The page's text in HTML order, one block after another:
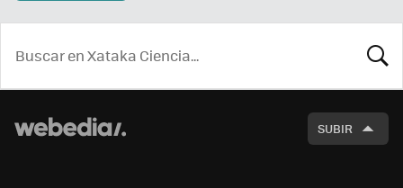
SUBIR